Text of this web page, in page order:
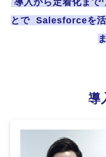
とで  Salesforceを
導